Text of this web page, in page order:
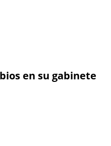
en su gabinete